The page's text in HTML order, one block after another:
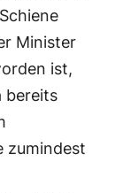
Minister
ist,
bereits
zumindest